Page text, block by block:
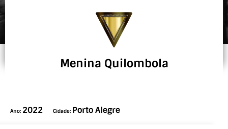
Menina Quilombola
Ano: 2022 Cidade: Porto Alegre